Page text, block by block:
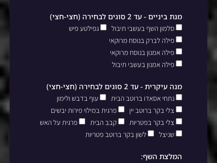
מנת ביניים - עד 2 סוגים לבחירה (חצי-חצי)
סלמון השף בעשבי תיבול
גפילטע פיש
פילה לברק בנוסח מרוקאי
פילה אמנון בנוסח מרוקאי
פילה אמנון בעשבי תיבול
מנה עיקרית - עד 2 סוגים לבחירה (חצי-חצי)
נתחי אסאדו ברוטב הבית
עוף בדבש ולימון
צלי בקר ברוטב יין
פרגית במילוי פירות יבשים
צלי בקר בפטריות
קבב הבית
פרגית על האש
שניצל
לשון בקר ברוטב פטריות
המלצת השף: